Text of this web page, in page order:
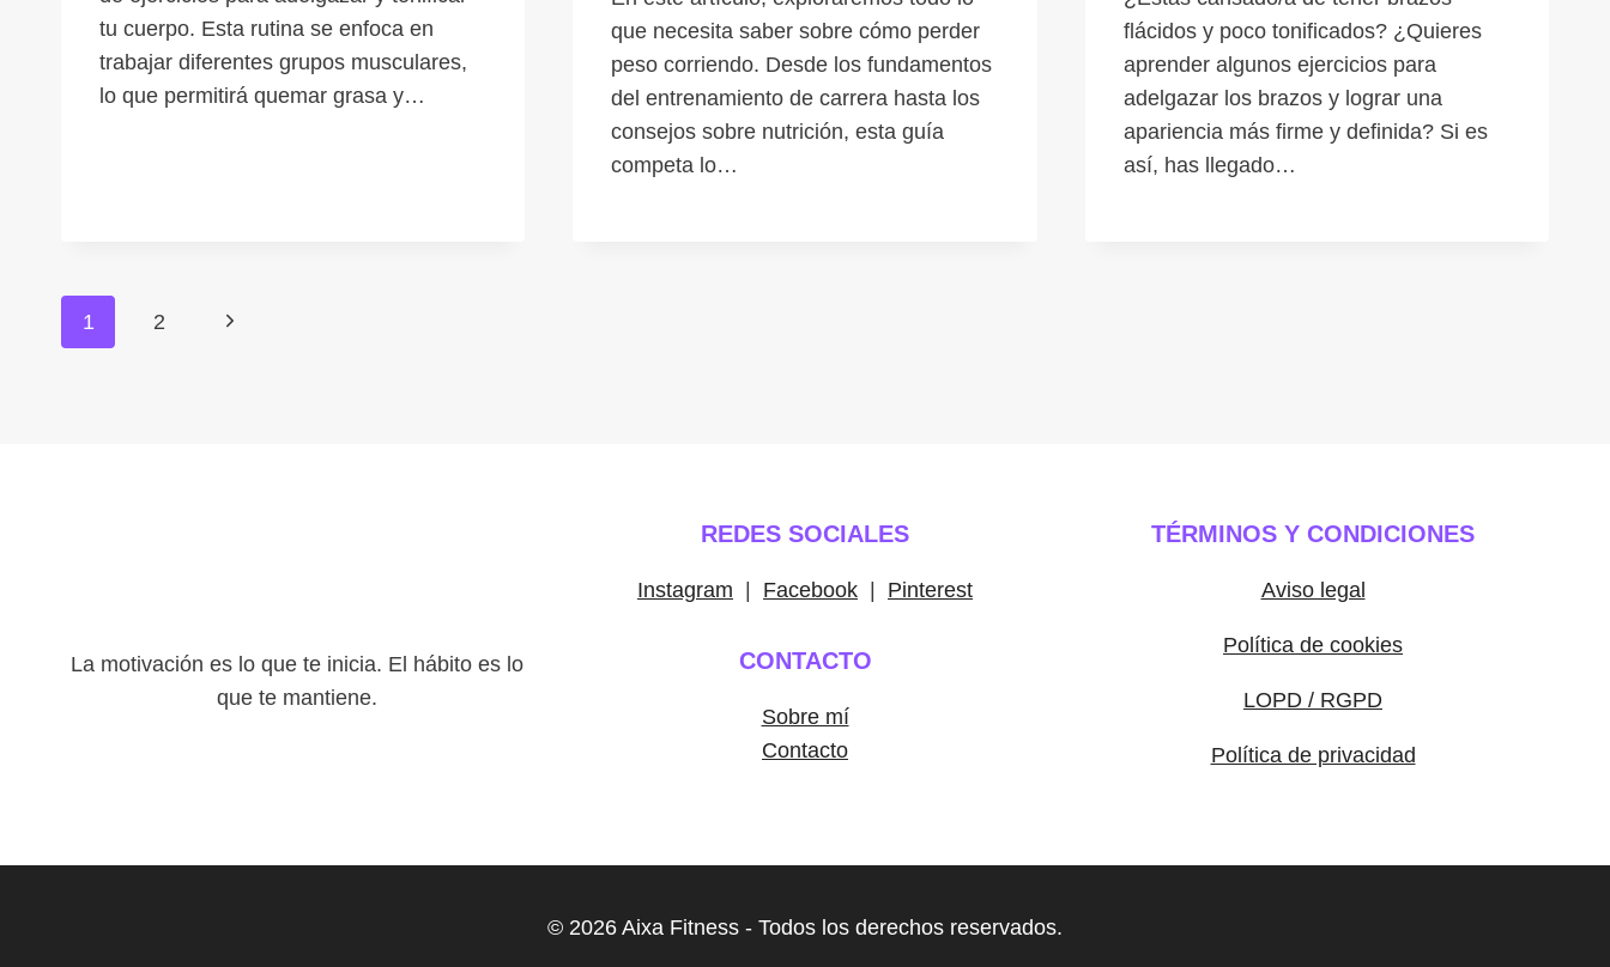
tu cuerpo. Esta rutina se enfoca en
trabajar diferentes grupos musculares,
lo que permitirá quemar grasa y…
que necesita saber sobre cómo perder
peso corriendo. Desde los fundamentos
del entrenamiento de carrera hasta los
consejos sobre nutrición, esta guía
competa lo…
flácidos y poco tonificados? ¿Quieres
aprender algunos ejercicios para
adelgazar los brazos y lograr una
apariencia más firme y definida? Si es
así, has llegado…
Navegación
1 2
Siguiente
La motivación es lo que te inicia. El hábito es lo
que te mantiene.
REDES SOCIALES
Instagram Facebook Pinterest
CONTACTO
Sobre mí
Contacto
TÉRMINOS Y CONDICIONES
Aviso legal
Política de cookies
LOPD / RGPD
Política de privacidad
© 2026 Aixa Fitness - Todos los derechos reservados.